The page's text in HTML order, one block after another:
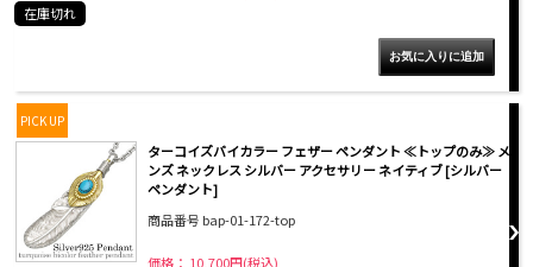
在庫切れ
PICK UP
ターコイズバイカラー フェザー ペンダント ≪トップのみ≫ メ
ンズ ネックレス シルバー アクセサリー ネイティブ [シルバー
ペンダント]
商品番号 bap-01-172-top
価格： 10,700円(税込)